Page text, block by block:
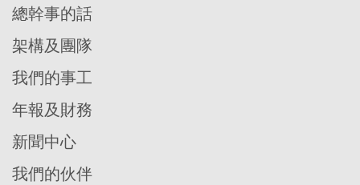
總幹事的話
架構及團隊
我們的事工
年報及財務
新聞中心
我們的伙伴